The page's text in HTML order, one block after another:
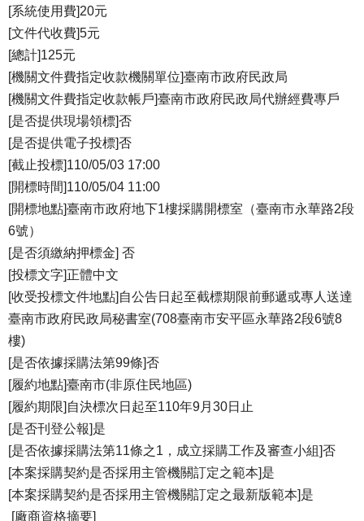
[系統使用費]20元
[文件代收費]5元
[總計]125元
[機關文件費指定收款機關單位]臺南市政府民政局
[機關文件費指定收款帳戶]臺南市政府民政局代辦經費專戶
[是否提供現場領標]否
[是否提供電子投標]否
[截止投標]110/05/03 17:00
[開標時間]110/05/04 11:00
[開標地點]臺南市政府地下1樓採購開標室（臺南市永華路2段
6號）
[是否須繳納押標金] 否
[投標文字]正體中文
[收受投標文件地點]自公告日起至截標期限前郵遞或專人送達
臺南市政府民政局秘書室(708臺南市安平區永華路2段6號8
樓)
[是否依據採購法第99條]否
[履約地點]臺南市(非原住民地區)
[履約期限]自決標次日起至110年9月30日止
[是否刊登公報]是
[是否依據採購法第11條之1，成立採購工作及審查小組]否
[本案採購契約是否採用主管機關訂定之範本]是
[本案採購契約是否採用主管機關訂定之最新版範本]是
[廠商資格摘要]